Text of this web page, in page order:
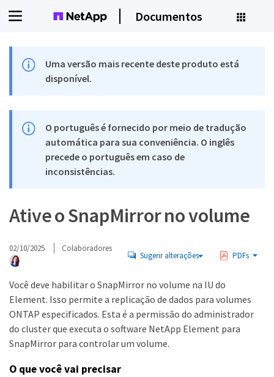
Documentos
Uma versão mais recente deste produto está
disponível.
O português é fornecido por meio de tradução
automática para sua conveniência. O inglês
precede o português em caso de
inconsistências.
Ative o SnapMirror no volume
02/10/2025 Colaboradores
Sugerir alterações PDFs
Você deve habilitar o SnapMirror no volume na IU do
Element. Isso permite a replicação de dados para volumes
ONTAP especificados. Esta é a permissão do administrador
do cluster que executa o software NetApp Element para
SnapMirror para controlar um volume.
O que você vai precisar